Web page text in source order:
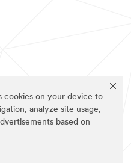
cookies on your device to
analyze site usage,
based on